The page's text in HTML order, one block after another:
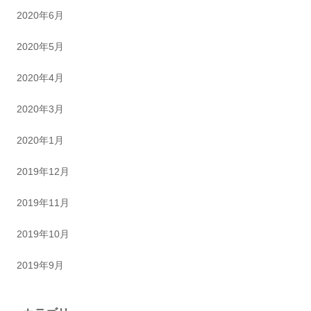
2020年6月
2020年5月
2020年4月
2020年3月
2020年1月
2019年12月
2019年11月
2019年10月
2019年9月